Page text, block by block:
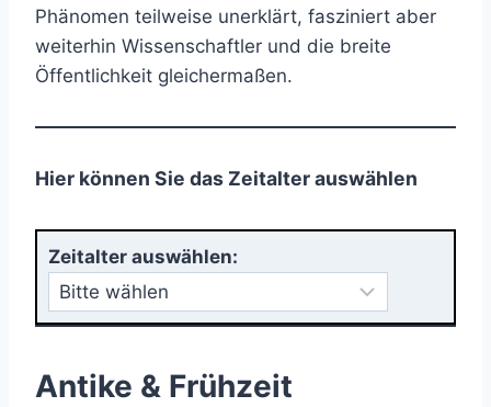
Phänomen teilweise unerklärt, fasziniert aber
weiterhin Wissenschaftler und die breite
Öffentlichkeit gleichermaßen.
Hier können Sie das Zeitalter auswählen
Zeitalter auswählen:
Antike & Frühzeit